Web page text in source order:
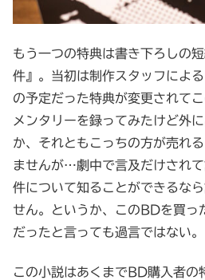
もう一つの特典は書き下ろしの
件』。当初は制作スタッフによ
の予定だった特典が変更されて
メンタリーを録ってみたけど外
か、それともこっちの方が売れ
ませんが…劇中で言及だけされ
件について知ることができるな
せん。というか、このBDを買っ
だったと言っても過言ではない。
この小説はあくまでBD購入者の